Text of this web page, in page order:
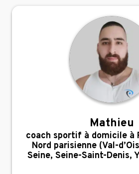
Mathieu
,
coach sportif à domicile à
Nord parisienne (Val-
Seine, Seine-Saint-Denis,